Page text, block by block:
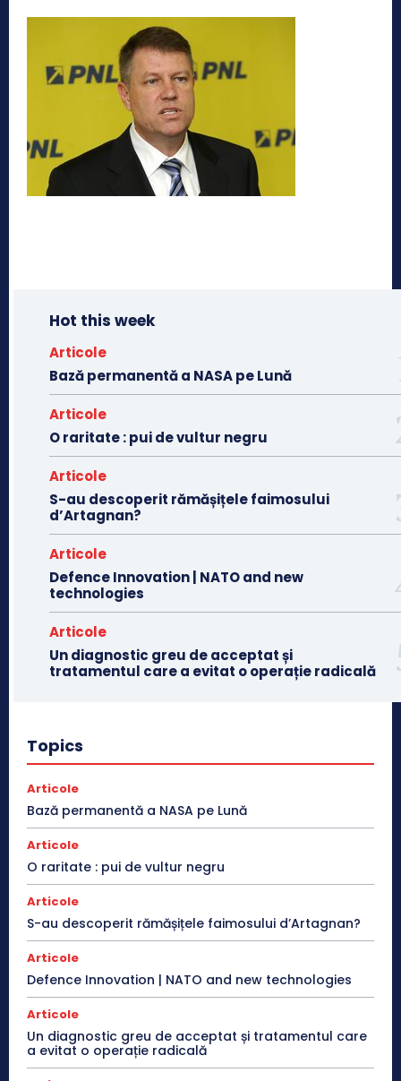
Hot this week
Articole
Bază permanentă a NASA pe Lună
Articole
O raritate : pui de vultur negru
Articole
S-au descoperit rămășițele faimosului
d’Artagnan?
Articole
Defence Innovation | NATO and new
technologies
Articole
Un diagnostic greu de acceptat și
tratamentul care a evitat o operație radicală
Topics
Articole
Bază permanentă a NASA pe Lună
Articole
O raritate : pui de vultur negru
Articole
S-au descoperit rămășițele faimosului d’Artagnan?
Articole
Defence Innovation | NATO and new technologies
Articole
Un diagnostic greu de acceptat și tratamentul care
a evitat o operație radicală